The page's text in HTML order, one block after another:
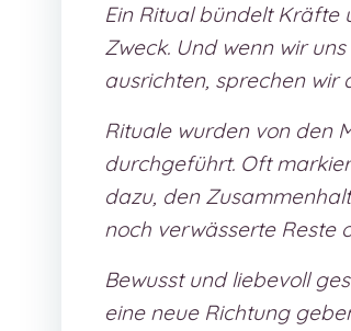
Ein Ritual bündelt Kräfte
Zweck. Und wenn wir
ausrichten, sprechen wir
Rituale wurden von den
durchgeführt. Oft
dazu, den
noch verwässerte Reste
Bewusst und liebevoll
eine neue Richtung